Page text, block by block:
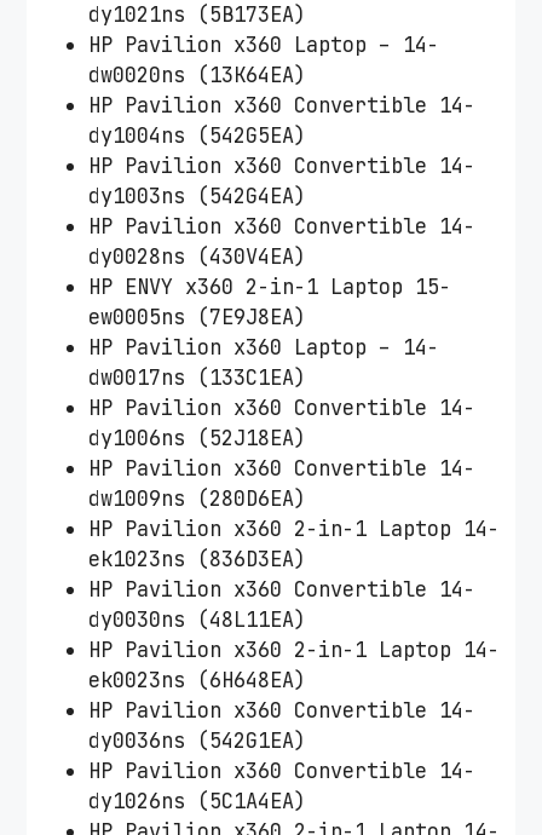
dy1021ns (5B173EA)
HP Pavilion x360 Laptop – 14-
dw0020ns (13K64EA)
HP Pavilion x360 Convertible 14-
dy1004ns (542G5EA)
HP Pavilion x360 Convertible 14-
dy1003ns (542G4EA)
HP Pavilion x360 Convertible 14-
dy0028ns (430V4EA)
HP ENVY x360 2-in-1 Laptop 15-
ew0005ns (7E9J8EA)
HP Pavilion x360 Laptop – 14-
dw0017ns (133C1EA)
HP Pavilion x360 Convertible 14-
dy1006ns (52J18EA)
HP Pavilion x360 Convertible 14-
dw1009ns (280D6EA)
HP Pavilion x360 2-in-1 Laptop 14-
ek1023ns (836D3EA)
HP Pavilion x360 Convertible 14-
dy0030ns (48L11EA)
HP Pavilion x360 2-in-1 Laptop 14-
ek0023ns (6H648EA)
HP Pavilion x360 Convertible 14-
dy0036ns (542G1EA)
HP Pavilion x360 Convertible 14-
dy1026ns (5C1A4EA)